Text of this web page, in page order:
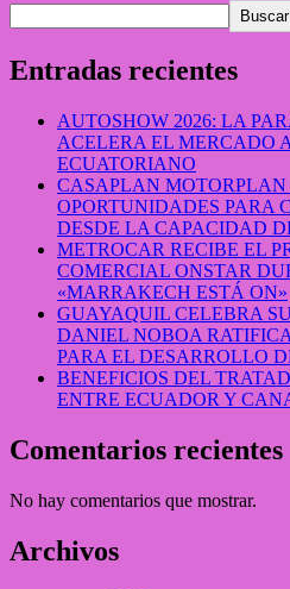
Buscar
Entradas recientes
AUTOSHOW 2026: LA
ACELERA EL MERCADO
ECUATORIANO
CASAPLAN MOTORPLAN
OPORTUNIDADES PARA
DESDE LA CAPACIDAD
METROCAR RECIBE EL
COMERCIAL ONSTAR
«MARRAKECH ESTÁ ON»
GUAYAQUIL CELEBRA
DANIEL NOBOA
PARA EL DESARROLLO
BENEFICIOS DEL
ENTRE ECUADOR Y
Comentarios recientes
No hay comentarios que mostrar.
Archivos